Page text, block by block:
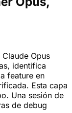
Claude Opus
identifica
feature en
Esta capa
Una sesión de
de debug